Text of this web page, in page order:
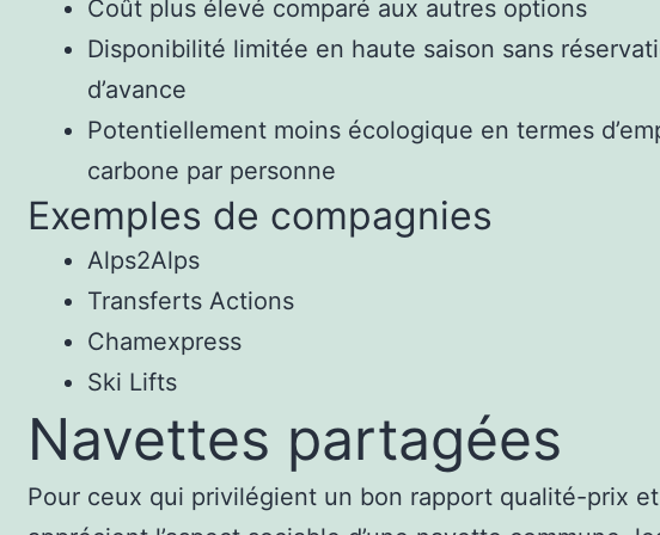
Coût plus élevé comparé aux autres options
Disponibilité limitée en haute saison sans
d’avance
Potentiellement moins écologique en termes
carbone par personne
Exemples de compagnies
Alps2Alps
Transferts Actions
Chamexpress
Ski Lifts
Navettes partagées
Pour ceux qui privilégient un bon rapport qualité-prix et